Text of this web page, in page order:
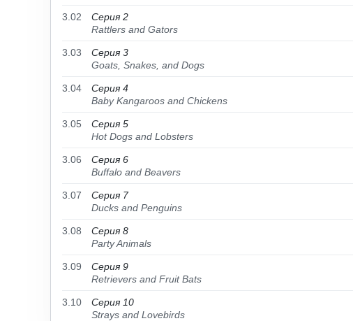
3.02
Серия 2
Rattlers and Gators
3.03
Серия 3
Goats, Snakes, and Dogs
3.04
Серия 4
Baby Kangaroos and Chickens
3.05
Серия 5
Hot Dogs and Lobsters
3.06
Серия 6
Buffalo and Beavers
3.07
Серия 7
Ducks and Penguins
3.08
Серия 8
Party Animals
3.09
Серия 9
Retrievers and Fruit Bats
3.10
Серия 10
Strays and Lovebirds